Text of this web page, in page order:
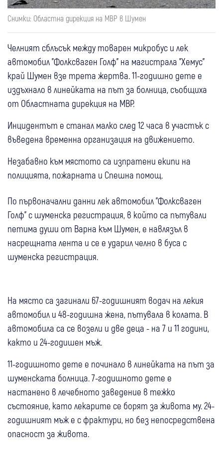
Снимки: Областна дирекция на МВР в Шумен
Челният сблъсък между товарен микробус и лек
автомобил "Фолксваген Голф" на магистрала "Хемус"
край Шумен взе трета жертва. 11-годишно дете е
издъхнало в линейката на път за болница, съобщиха
от Областната дирекция на МВР.
Инцидентът е станал малко след 12 часа в участък с
въведена временна организация на движението.
Незабавно към мястото са изпратени екипи на
полицията, пожарната и Спешна помощ.
По първоначални данни лек автомобил "Фолксваген
Голф" с шуменска регистрация, в който са пътували
петима души от Варна към Шумен, е навлязъл в
насрещната лента и се е ударил челно в буса с
шуменска регистрация.
На място са загинали 67-годишният водач на лекия
автомобил и 48-годишна жена, пътувала в колата. В
автомобила са се возели и две деца - на 7 и 11 години,
както и 24-годишен мъж.
11-годишното дете е починало в линейката на път за
шуменската болница. 7-годишното дете е
настанено в лечебното заведение в тежко
състояние, като лекарите се борят за живота му. 24-
годишният мъж е с фрактури, но без непосредствена
опасност за живота.